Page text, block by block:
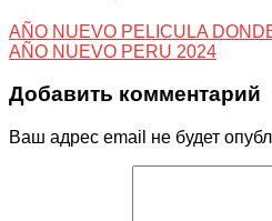
AÑO NUEVO PELICULA
AÑO NUEVO PERU 2024
Добавить комментарий
Ваш адрес email не будет